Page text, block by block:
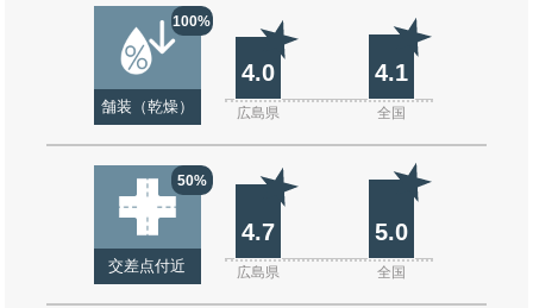
100%
舗装（乾燥）
4.0 4.1
広島県 全国
50%
交差点付近
4.7 5.0
広島県 全国